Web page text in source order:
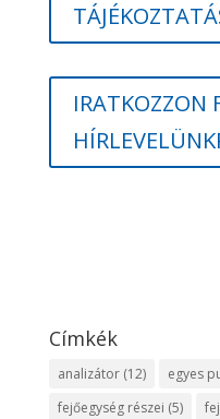
IRATKOZZON
Címkék
analizátor(12) egyes
fejőegység részei (5)